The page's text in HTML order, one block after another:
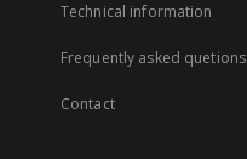
Technical information
Frequently asked quetions
Contact